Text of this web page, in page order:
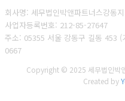
회사명: 세무법인박앤파트너스강동
사업자등록번호: 212-85-27647
주소: 05355 서울 강동구 길동 453
0667
Copyright © 2025 세무법인박
Created by